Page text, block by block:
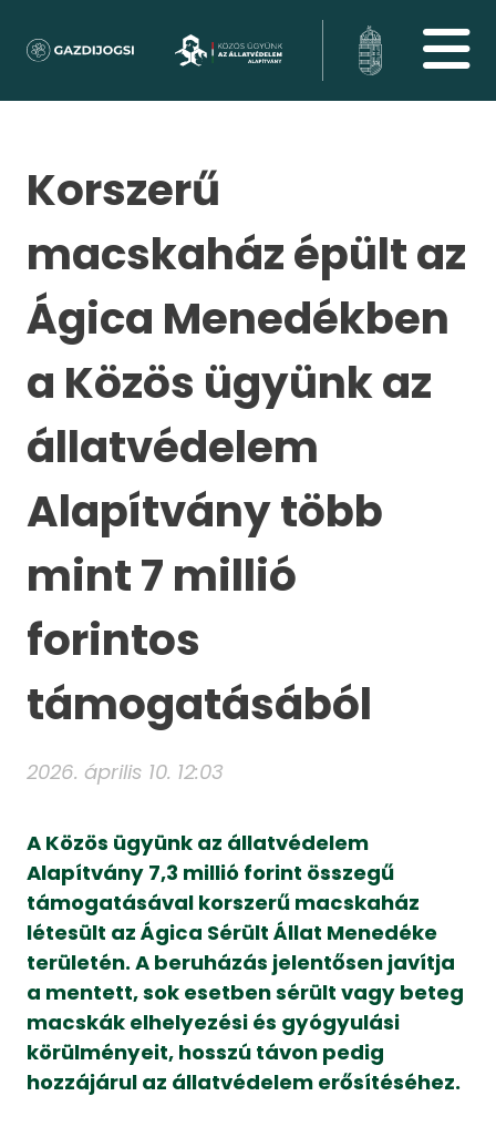
Korszerű
macskaház épült az
Ágica Menedékben
a Közös ügyünk az
állatvédelem
Alapítvány több
mint 7 millió
forintos
támogatásából
2026. április 10. 12:03
A Közös ügyünk az állatvédelem
Alapítvány 7,3 millió forint összegű
támogatásával korszerű macskaház
létesült az Ágica Sérült Állat Menedéke
területén. A beruházás jelentősen javítja
a mentett, sok esetben sérült vagy beteg
macskák elhelyezési és gyógyulási
körülményeit, hosszú távon pedig
hozzájárul az állatvédelem erősítéséhez.